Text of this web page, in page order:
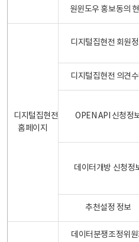
원윈도우 홍보동의
디지털집현전
홈페이지
디지털집현전 회원
디지털집현전 의견
OPEN API 신청정
데이터개방 신청정
추천설정 정보
데이터분쟁조정위원